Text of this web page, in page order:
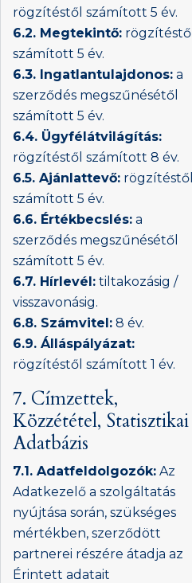
rögzítéstől számított 5 év.
6.2. Megtekintő: rögzítéstől
számított 5 év.
6.3. Ingatlantulajdonos: a
szerződés megszűnésétől
számított 5 év.
6.4. Ügyfélátvilágítás:
rögzítéstől számított 8 év.
6.5. Ajánlattevő: rögzítéstől
számított 5 év.
6.6. Értékbecslés: a
szerződés megszűnésétől
számított 5 év.
6.7. Hírlevél: tiltakozásig /
visszavonásig.
6.8. Számvitel: 8 év.
6.9. Álláspályázat:
rögzítéstől számított 1 év.
7. Címzettek,
Közzététel, Statisztikai
Adatbázis
7.1. Adatfeldolgozók: Az
Adatkezelő a szolgáltatás
nyújtása során, szükséges
mértékben, szerződött
partnerei részére átadja az
Érintett adatait